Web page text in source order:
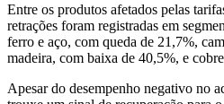
Entre os produtos afetados pelas
retrações foram registradas em
ferro e aço, com queda de 21,7%,
madeira, com baixa de 40,5%, e
Apesar do desempenho negativo no